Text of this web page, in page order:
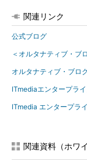
関連リンク
公式ブログ
＜オルタナティブ・ブ
オルタナティブ・ブロ
ITmediaエンタープラ
ITmedia エンタープラ
関連資料（ホワ